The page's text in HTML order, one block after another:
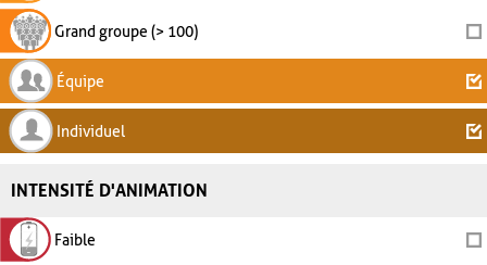
Grand groupe (> 100)
Équipe
Individuel
INTENSITÉ D'ANIMATION
Faible